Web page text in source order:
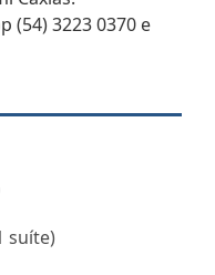
(54) 3223 0370 e
suíte)